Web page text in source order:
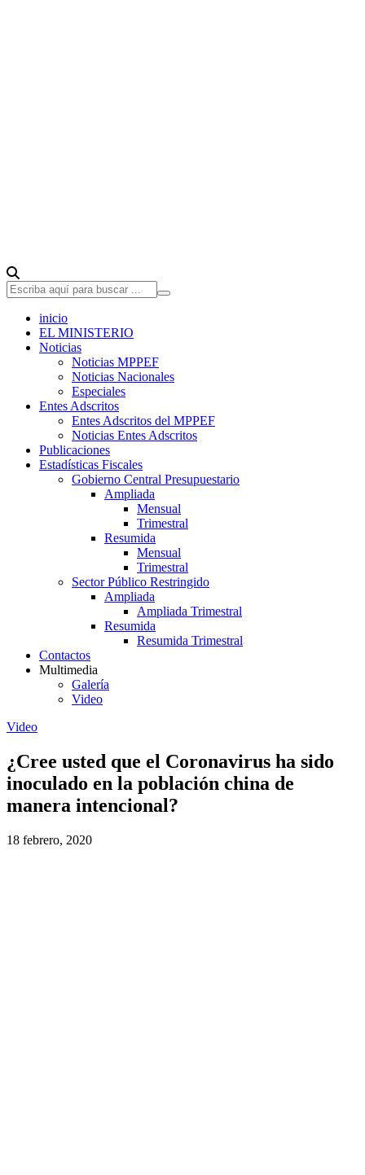
inicio
EL MINISTERIO
Noticias
Noticias MPPEF
Noticias Nacionales
Especiales
Entes Adscritos
Entes Adscritos del MPPEF
Noticias Entes Adscritos
Publicaciones
Estadísticas Fiscales
Gobierno Central Presupuestario
Ampliada
Mensual
Trimestral
Resumida
Mensual
Trimestral
Sector Público Restringido
Ampliada
Ampliada Trimestral
Resumida
Resumida Trimestral
Contactos
Multimedia
Galería
Video
Video
¿Cree usted que el Coronavirus ha sido
inoculado en la población china de
manera intencional?
18 febrero, 2020